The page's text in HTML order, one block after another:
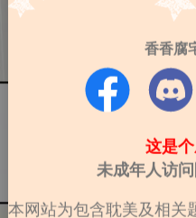
香香腐
这是
未成年人访
本网站为包含耽美及相关